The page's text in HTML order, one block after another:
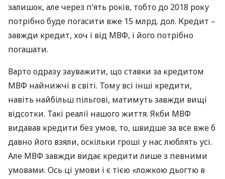
залишок, але через п’ять років, тобто до 2018 року
потрібно буде погасити вже 15 млрд. дол. Кредит –
завжди кредит, хоч і від МВФ, і його потрібно
погашати.
Варто одразу зауважити, що ставки за кредитом
МВФ найнижчі в світі. Тому всі інші кредити,
навіть найбільш пільгові, матимуть завжди вищі
відсотки. Такі реалії нашого життя. Якби МВФ
видавав кредити без умов, то, швидше за все вже б
давно його взяли, оскільки гроші у нас люблять усі.
Але МВФзавжди видає кредити лише з певними
умовами. Ось ці умови і є тією «ложкою дьогтю в